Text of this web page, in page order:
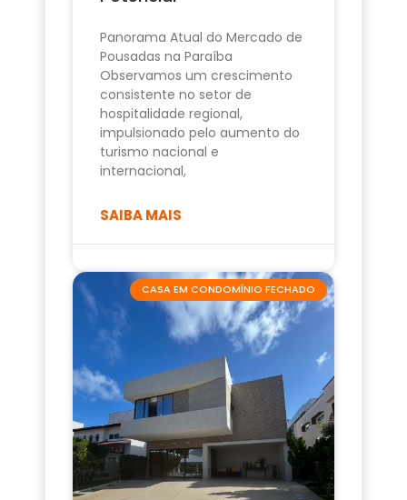
Panorama Atual do Mercado de
Pousadas na Paraíba
Observamos um crescimento
consistente no setor de
hospitalidade regional,
impulsionado pelo aumento do
turismo nacional e
internacional,
SAIBA MAIS
CASA EM CONDOMÍNIO FECHADO